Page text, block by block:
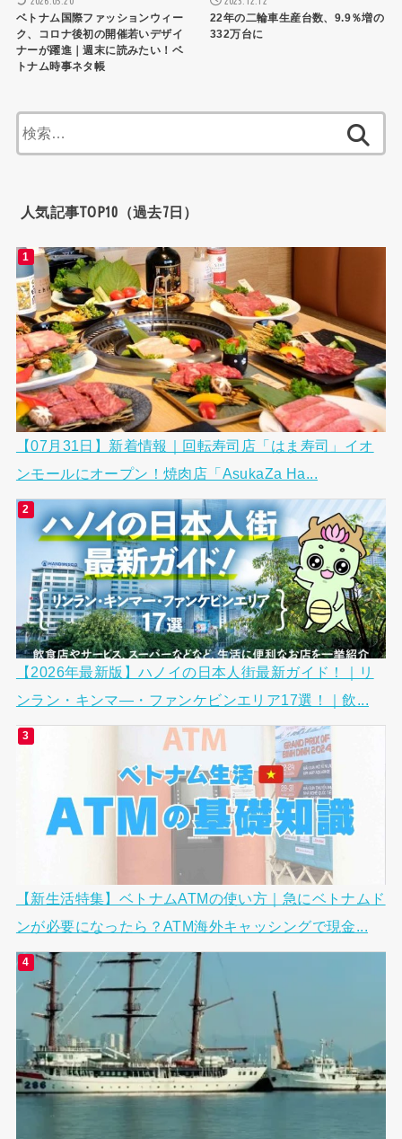
ベトナム国際ファッションウィー
ク、コロナ後初の開催若いデザイ
ナーが躍進｜週末に読みたい！ベ
トナム時事ネタ帳
22年の二輪車生産台数、9.9％増の
332万台に
索:
人気記事TOP10（過去7日）
【07月31日】新着情報｜回転寿司店「はま寿司」イオ
ンモールにオープン！焼肉店「AsukaZa Ha...
【2026年最新版】ハノイの日本人街最新ガイド！｜リ
ンラン・キンマ―・ファンケビンエリア17選！｜飲...
【新生活特集】ベトナムATMの使い方｜急にベトナムド
ンが必要になったら？ATM海外キャッシングで現金...